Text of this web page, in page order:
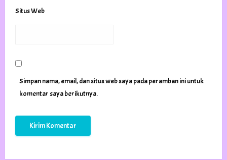
Situs Web
Simpan nama, email, dan situs web saya pada peramban ini untuk
komentar saya berikutnya.